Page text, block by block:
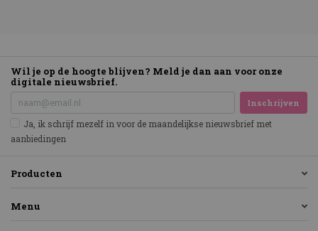
Wil je op de hoogte blijven? Meld je dan aan voor onze
digitale nieuwsbrief.
Inschrijven
Ja, ik schrijf mezelf in voor de maandelijkse nieuwsbrief met
aanbiedingen
Producten
Menu